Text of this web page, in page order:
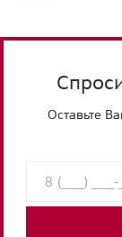
Оставьте